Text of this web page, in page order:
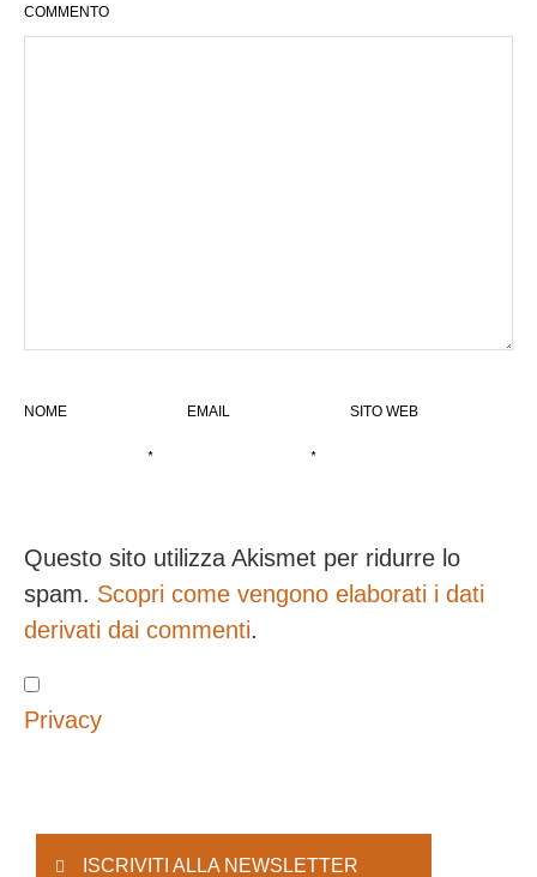
COMMENTO
NOME
*
EMAIL
*
SITO WEB
Questo sito utilizza Akismet per ridurre lo
spam. Scopri come vengono elaborati i dati
derivati dai commenti.
Privacy
ISCRIVITI ALLA NEWSLETTER